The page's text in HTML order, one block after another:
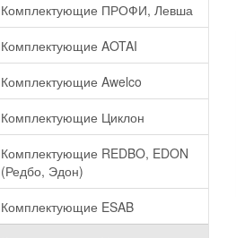
Комплектующие ПРОФИ, Левша
Комплектующие AOTAI
Комплектующие Awelco
Комплектующие Циклон
Комплектующие REDBO, EDON
(Редбо, Эдон)
Комплектующие ESAB